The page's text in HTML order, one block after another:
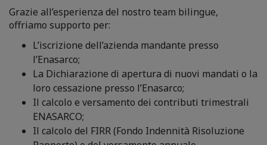
Grazie all’esperienza del nostro team bilingue,
offriamo supporto per:
L’iscrizione dell’azienda mandante presso
l’Enasarco;
La Dichiarazione di apertura di nuovi mandati o la
loro cessazione presso l’Enasarco;
Il calcolo e versamento dei contributi trimestrali
ENASARCO;
Il calcolo del FIRR (Fondo Indennità Risoluzione